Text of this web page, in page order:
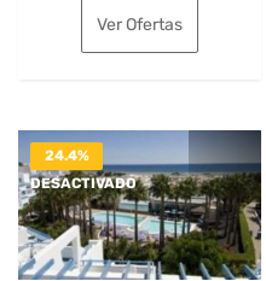
original
era:
es:
Ver Ofertas
24.4%
DESACTIVADO